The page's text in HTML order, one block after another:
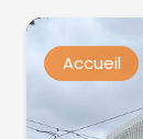
Accueil